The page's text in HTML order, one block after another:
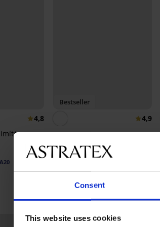
Consent
This website uses cookies
4,8
Bestseller
4,9
Spacer 3D Lady Grace New
melltartó